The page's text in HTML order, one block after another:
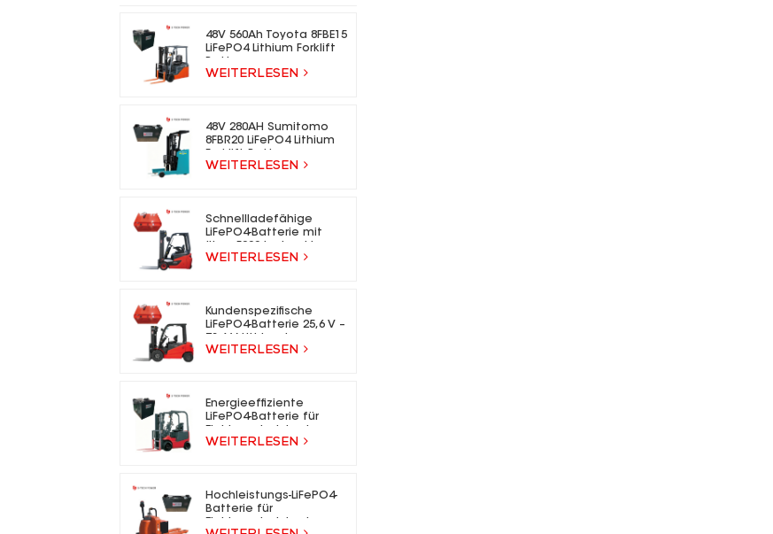
48V 560Ah Toyota 8FBE15
LiFePO4 Lithium Forklift
WEITERLESEN
48V 280AH Sumitomo
8FBR20 LiFePO4 Lithium
WEITERLESEN
Schnellladefähige
LiFePO4-Batterie mit
für Elektrogabelstapler
WEITERLESEN
Kundenspezifische
LiFePO4-Batterie 25,6 V –
Gabelstaplerbatterie
WEITERLESEN
Energieeffiziente
LiFePO4-Batterie für
WEITERLESEN
Hochleistungs-LiFePO4-
Batterie für